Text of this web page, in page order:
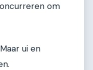
om
ui en